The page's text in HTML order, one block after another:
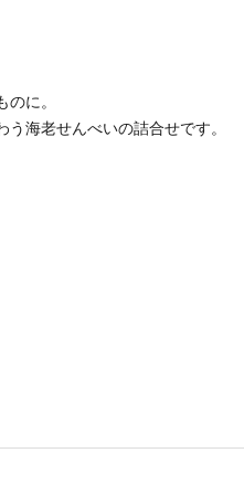
に。
海老せんべいの詰合せです。